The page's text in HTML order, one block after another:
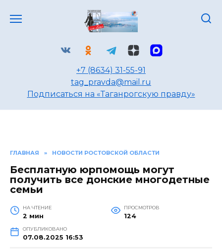
+7 (8634) 31-55-91
tag_pravda@mail.ru
Подписаться на «Таганрогскую правду»
ГЛАВНАЯ » НОВОСТИ РОСТОВСКОЙ ОБЛАСТИ
Бесплатную юрпомощь могут
получить все донские многодетные
семьи
НА ЧТЕНИЕ
2 мин
ПРОСМОТРОВ
124
ОПУБЛИКОВАНО
07.08.2025 16:53